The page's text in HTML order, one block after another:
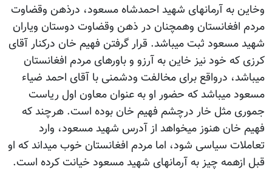
وخاین به آرمانهای شهید احمدشاه مسعود، درذهن وقضاوت
مردم افغانستان وهمچنان در ذهن وقضاوت دوستان ویاران
شهید مسعود ثبت میباشد. قرار گرفتن فهیم خان درکنار آقای
کرزی که خود نیز خاین به آرزو و باورهای مردم افغانستان
میباشد، درواقع برای مخالفت ودشمنی با آقای احمد ضیاء
مسعود میباشد که حضور او به عنوان معاون اول ریاست
جموری مثل خار درچشم فهیم خان بوده است. هرچند که
فهیم خان هنوز میخواهد از آدرس شهید مسعود، وارد
تعاملات سیاسی شود، اما مردم افغانستان خوب میداند که او
قبل ازهمه چیز به آرمانهای شهید مسعود خیانت کرده است.